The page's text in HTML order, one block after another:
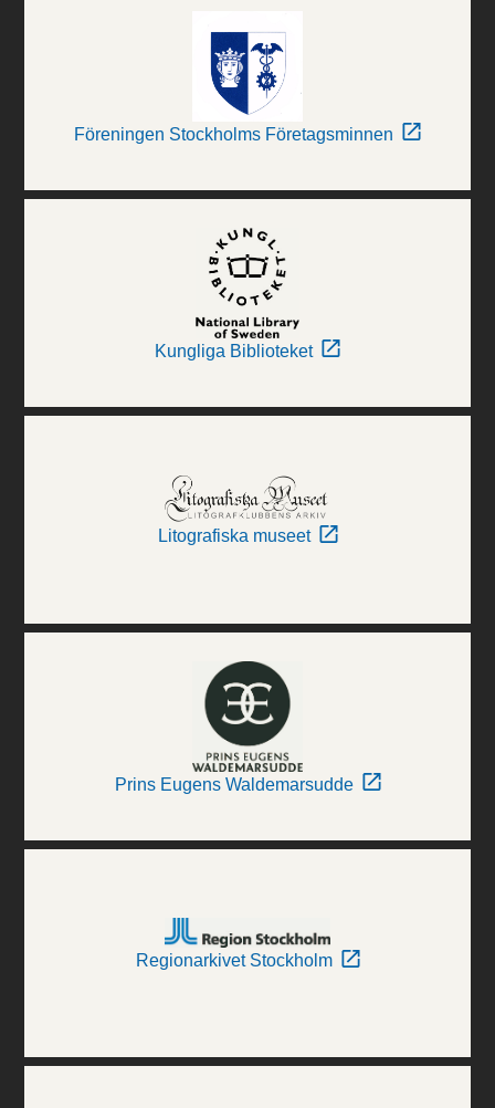
Föreningen Stockholms Företagsminnen
Kungliga Biblioteket
Litografiska museet
Prins Eugens Waldemarsudde
Regionarkivet Stockholm